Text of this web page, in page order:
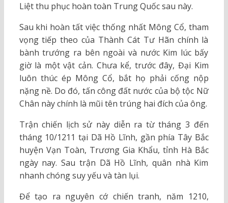
Liệt thu phục hoàn toàn Trung Quốc sau này.
Sau khi hoàn tất việc thống nhất Mông Cổ, tham
vọng tiếp theo của Thành Cát Tư Hãn chính là
bành trướng ra bên ngoài và nước Kim lúc bấy
giờ là một vật cản. Chưa kể, trước đây, Đại Kim
luôn thúc ép Mông Cổ, bắt họ phải cống nộp
nặng nề. Do đó, tấn công đất nước của bộ tộc Nữ
Chân này chính là mũi tên trúng hai đích của ông.
Trận chiến lịch sử này diễn ra từ tháng 3 đến
tháng 10/1211 tại Dã Hồ Lĩnh, gần phía Tây Bắc
huyện Vạn Toàn, Trương Gia Khẩu, tỉnh Hà Bắc
ngày nay. Sau trận Dã Hồ Lĩnh, quân nhà Kim
nhanh chóng suy yếu và tàn lụi.
Để tạo ra nguyên cớ chiến tranh, năm 1210,